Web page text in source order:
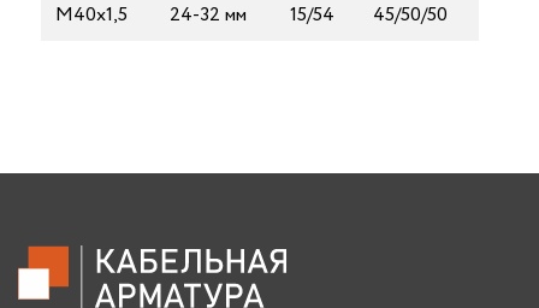
М40х1,5
24-32 мм 15/54 45/50/50